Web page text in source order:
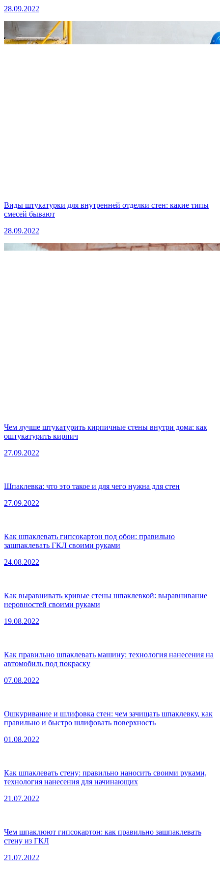
28.09.2022
Виды штукатурки для внутренней отделки стен: какие типы
смесей бывают
28.09.2022
Чем лучше штукатурить кирпичные стены внутри дома: как
оштукатурить кирпич
27.09.2022
Шпаклевка: что это такое и для чего нужна для стен
27.09.2022
Как шпаклевать гипсокартон под обои: правильно
зашпаклевать ГКЛ своими руками
24.08.2022
Как выравнивать кривые стены шпаклевкой: выравнивание
неровностей своими руками
19.08.2022
Как правильно шпаклевать машину: технология нанесения на
автомобиль под покраску
07.08.2022
Ошкуривание и шлифовка стен: чем зачищать шпаклевку, как
правильно и быстро шлифовать поверхность
01.08.2022
Как шпаклевать стену: правильно наносить своими руками,
технология нанесения для начинающих
21.07.2022
Чем шпаклюют гипсокартон: как правильно зашпаклевать
стену из ГКЛ
21.07.2022